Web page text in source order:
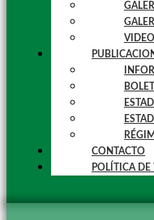
CONTACTO
POLÍTICA DE